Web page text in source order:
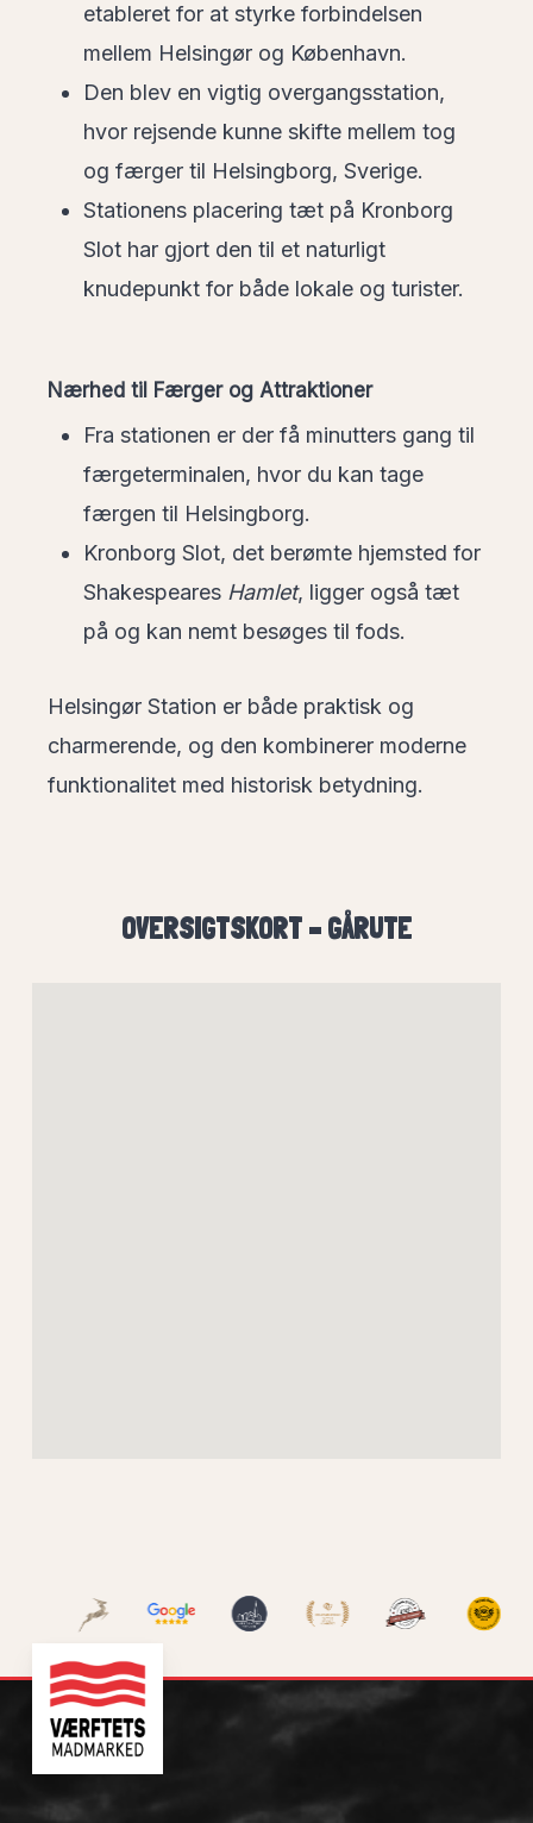
etableret for at styrke forbindelsen
mellem Helsingør og København.
Den blev en vigtig overgangsstation,
hvor rejsende kunne skifte mellem tog
og færger til Helsingborg, Sverige.
Stationens placering tæt på Kronborg
Slot har gjort den til et naturligt
knudepunkt for både lokale og turister.
Nærhed til Færger og Attraktioner
Fra stationen er der få minutters gang til
færgeterminalen, hvor du kan tage
færgen til Helsingborg.
Kronborg Slot, det berømte hjemsted for
Shakespeares Hamlet, ligger også tæt
på og kan nemt besøges til fods.
Helsingør Station er både praktisk og
charmerende, og den kombinerer moderne
funktionalitet med historisk betydning.
OVERSIGTSKORT – GÅRUTE